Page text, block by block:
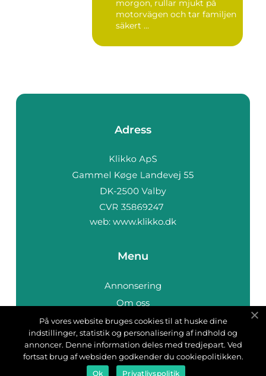
morgon, rullar mjukt på
motorvägen och tar familjen
säkert ...
Adress
web: www.klikko.dk
Menu
Annonsering
Om oss
Cookies
Kontakta oss
Sitemap
På vores website bruges cookies til at huske dine
indstillinger, statistik og personalisering af indhold og
annoncer. Denne information deles med tredjepart. Ved
fortsat brug af websiden godkender du cookiepolitikken.
Ok Privatlivspolitik